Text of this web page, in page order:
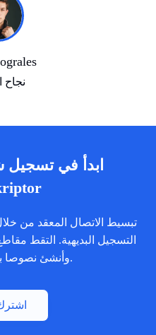
نجاح
ابدأ في
التسجيل البديهية. التقط
وأنشئ نصوصا بنقرة واحدة فقط.